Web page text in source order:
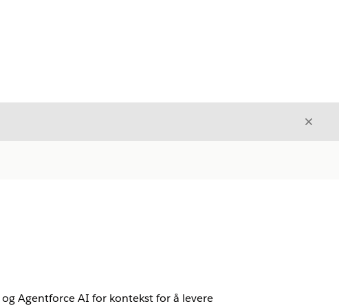
Avslutt
Agentforce AI for kontekst for å levere